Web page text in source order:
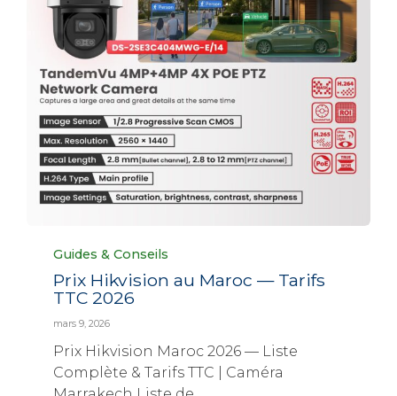
Category
Guides & Conseils
Prix Hikvision au Maroc — Tarifs
TTC 2026
mars 9, 2026
Prix Hikvision Maroc 2026 — Liste
Complète & Tarifs TTC | Caméra